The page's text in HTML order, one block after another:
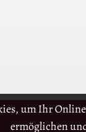
um Ihr
ermöglichen